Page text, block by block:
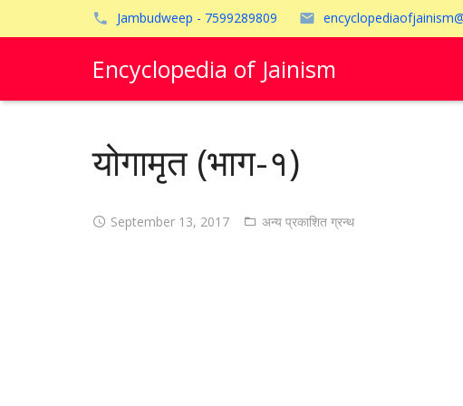
Jambudweep - 7599289809
Encyclopedia of Jainism
योगामृत (भाग-१)
September 13, 2017 अन्य प्रकाशित ग्रन्थ